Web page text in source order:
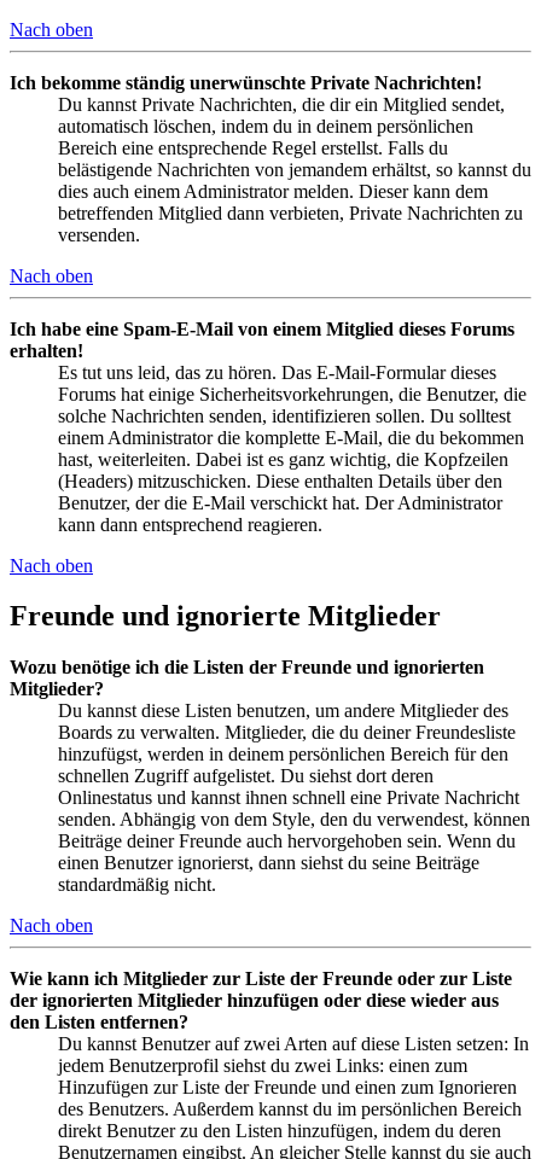
Nach oben
Ich bekomme ständig unerwünschte Private Nachrichten!
Du kannst Private Nachrichten, die dir ein Mitglied sendet,
automatisch löschen, indem du in deinem persönlichen
Bereich eine entsprechende Regel erstellst. Falls du
belästigende Nachrichten von jemandem erhältst, so kannst du
dies auch einem Administrator melden. Dieser kann dem
betreffenden Mitglied dann verbieten, Private Nachrichten zu
versenden.
Nach oben
Ich habe eine Spam-E-Mail von einem Mitglied dieses Forums
erhalten!
Es tut uns leid, das zu hören. Das E-Mail-Formular dieses
Forums hat einige Sicherheitsvorkehrungen, die Benutzer, die
solche Nachrichten senden, identifizieren sollen. Du solltest
einem Administrator die komplette E-Mail, die du bekommen
hast, weiterleiten. Dabei ist es ganz wichtig, die Kopfzeilen
(Headers) mitzuschicken. Diese enthalten Details über den
Benutzer, der die E-Mail verschickt hat. Der Administrator
kann dann entsprechend reagieren.
Nach oben
Freunde und ignorierte Mitglieder
Wozu benötige ich die Listen der Freunde und ignorierten
Mitglieder?
Du kannst diese Listen benutzen, um andere Mitglieder des
Boards zu verwalten. Mitglieder, die du deiner Freundesliste
hinzufügst, werden in deinem persönlichen Bereich für den
schnellen Zugriff aufgelistet. Du siehst dort deren
Onlinestatus und kannst ihnen schnell eine Private Nachricht
senden. Abhängig von dem Style, den du verwendest, können
Beiträge deiner Freunde auch hervorgehoben sein. Wenn du
einen Benutzer ignorierst, dann siehst du seine Beiträge
standardmäßig nicht.
Nach oben
Wie kann ich Mitglieder zur Liste der Freunde oder zur Liste
der ignorierten Mitglieder hinzufügen oder diese wieder aus
den Listen entfernen?
Du kannst Benutzer auf zwei Arten auf diese Listen setzen: In
jedem Benutzerprofil siehst du zwei Links: einen zum
Hinzufügen zur Liste der Freunde und einen zum Ignorieren
des Benutzers. Außerdem kannst du im persönlichen Bereich
direkt Benutzer zu den Listen hinzufügen, indem du deren
Benutzernamen eingibst. An gleicher Stelle kannst du sie auch